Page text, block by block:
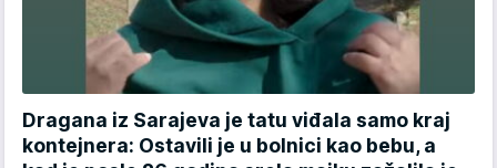
Dragana iz Sarajeva je tatu viđala samo kraj
kontejnera: Ostavili je u bolnici kao bebu, a